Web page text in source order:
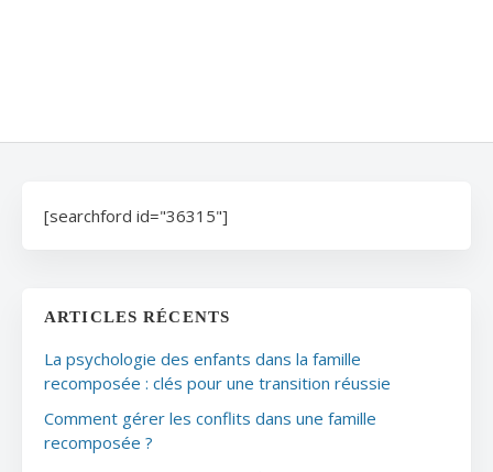
[searchford id="36315"]
ARTICLES RÉCENTS
La psychologie des enfants dans la famille
recomposée : clés pour une transition réussie
Comment gérer les conflits dans une famille
recomposée ?